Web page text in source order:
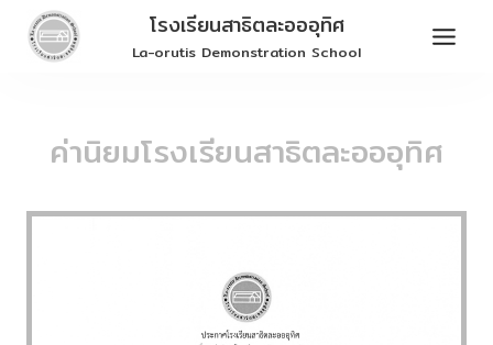
Skip
โรงเรียนสาธิตละอออุทิศ
La-orutis Demonstration School
ค่านิยมโรงเรียนสาธิตละอออุทิศ